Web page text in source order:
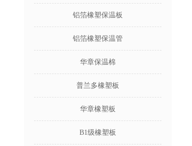
铝箔橡塑保温板
铝箔橡塑保温管
华章保温棉
普兰多橡塑板
华章橡塑板
B1级橡塑板